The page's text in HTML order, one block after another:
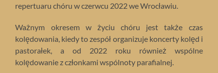
repertuaru chóru w czerwcu 2022 we Wrocławiu.
Ważnym okresem w życiu chóru jest także czas
kolędowania, kiedy to zespół organizuje koncerty kolęd i
pastorałek, a od 2022 roku również wspólne
kolędowanie z członkami wspólnoty parafialnej.